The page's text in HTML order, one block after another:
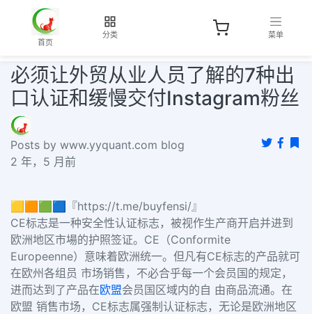
首页
分类 菜单
必须让外贸从业人员了解的7种出
口认证和缓慢交付Instagram粉丝
Posts by www.yyquant.com blog
2 年，5 月前
🟨🟧🟩🟦『https://t.me/buyfensi/』
CE标志是一种安全性认证标志，被视作生产商开启并进到
欧洲地区市場的护照签证。CE（Conformite
Europeenne）意味着欧洲统一。但凡有CE标志的产品就可
在欧州各组员 市场销售，不必合乎每一个会员国的规定，
进而达到了产品在欧盟会员国区域内的自 由商品流通。在
欧盟 销售市场，CE标志属强制认证标志，无论是欧洲地区